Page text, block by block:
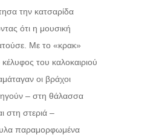
την κατσαρίδα
ότι η μουσική
Με το «κρακ»
του καλοκαιριού
οι βράχοι
– στη θάλασσα
στη στεριά –
παραμορφωμένα